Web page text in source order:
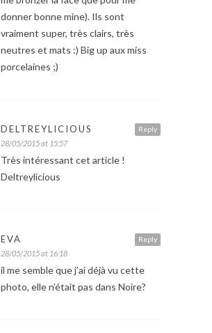
donner bonne mine). Ils sont
vraiment super, très clairs, très
neutres et mats :) Big up aux miss
porcelaines ;)
Reply
DELTREYLICIOUS
28/05/2015 at 15:57
Très intéressant cet article !
Deltreylicious
Reply
EVA
28/05/2015 at 16:18
il me semble que j’ai déjà vu cette
photo, elle n’était pas dans Noire?